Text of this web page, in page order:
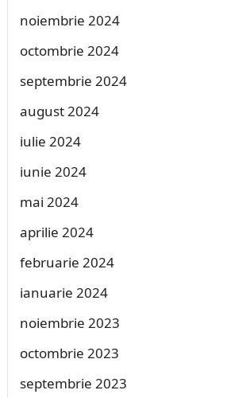
noiembrie 2024
octombrie 2024
septembrie 2024
august 2024
iulie 2024
iunie 2024
mai 2024
aprilie 2024
februarie 2024
ianuarie 2024
noiembrie 2023
octombrie 2023
septembrie 2023